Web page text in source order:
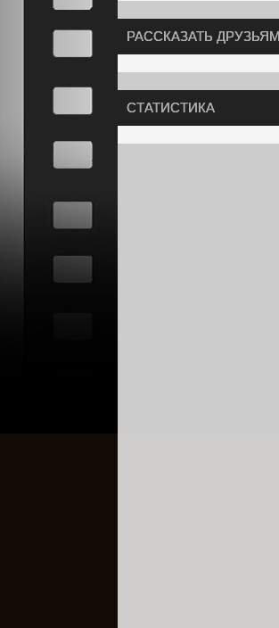
РАССКАЗАТЬ ДРУЗЬЯМ
СТАТИСТИКА